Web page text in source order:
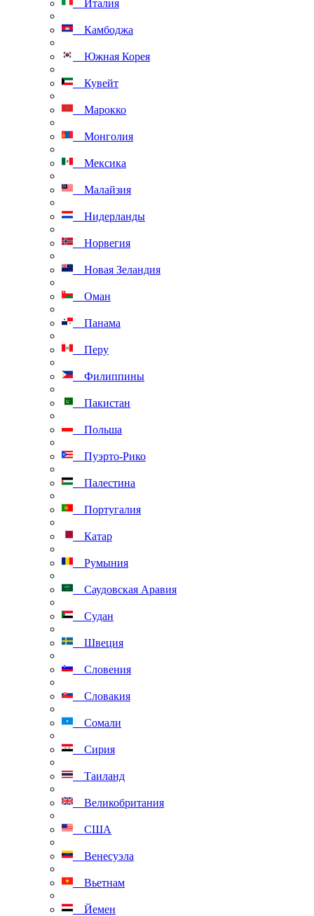
Италия
Камбоджа
Южная Корея
Кувейт
Марокко
Монголия
Мексика
Малайзия
Нидерланды
Норвегия
Новая Зеландия
Оман
Панама
Перу
Филиппины
Пакистан
Польша
Пуэрто-Рико
Палестина
Португалия
Катар
Румыния
Саудовская Аравия
Судан
Швеция
Словения
Словакия
Сомали
Сирия
Таиланд
Великобритания
США
Венесуэла
Вьетнам
Йемен